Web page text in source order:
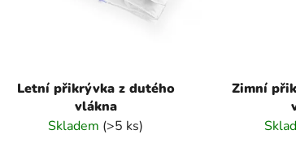
Letní přikrývka z dutého
vlákna
Skladem (>5 ks)
Zimní